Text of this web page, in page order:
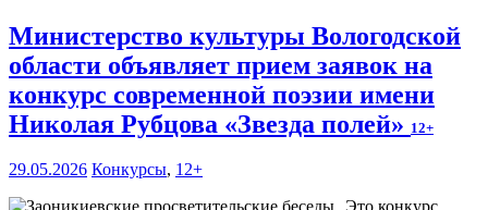
Министерство культуры Вологодской
области объявляет прием заявок на
конкурс современной поэзии имени
Николая Рубцова «Звезда полей» 12+
29.05.2026 Конкурсы, 12+